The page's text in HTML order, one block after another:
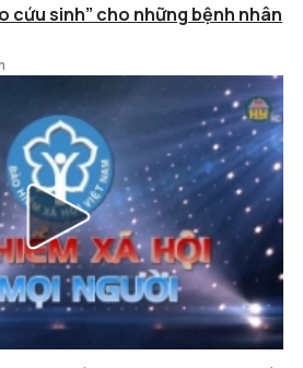
cứu sinh” cho những bệnh nhân